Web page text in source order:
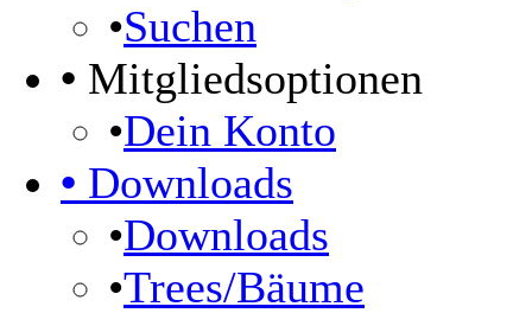
•Suchen
• Mitgliedsoptionen
•Dein Konto
• Downloads
•Downloads
•Trees/Bäume